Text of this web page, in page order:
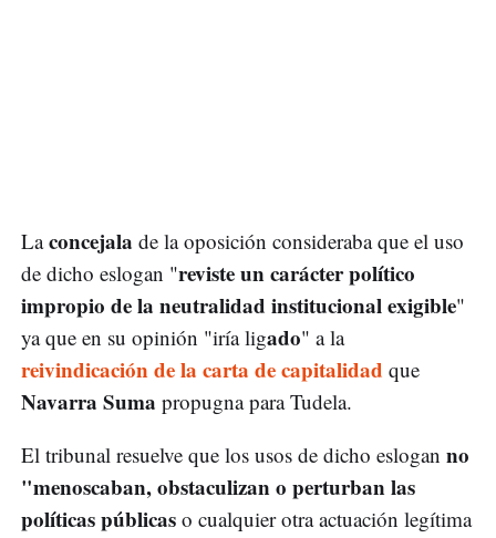
Laconcejala de la oposición consideraba que el uso
de dicho eslogan "reviste un carácter político
impropio de la neutralidad institucional exigible"
ya que en su opinión "iría ligado" a la
reivindicación de la carta de capitalidad que
Navarra Suma propugna para Tudela.
El tribunal resuelve que los usos de dicho eslogan no
"menoscaban, obstaculizan o perturban las
políticas públicas o cualquier otra actuación legítima